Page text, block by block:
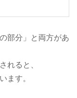
部分」と両方があ
れると、
ます。